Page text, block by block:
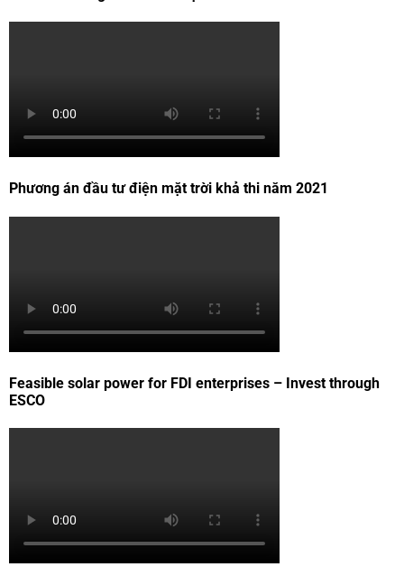
Phương án đầu tư điện mặt trời khả thi năm 2021
Feasible solar power for FDI enterprises – Invest through
ESCO